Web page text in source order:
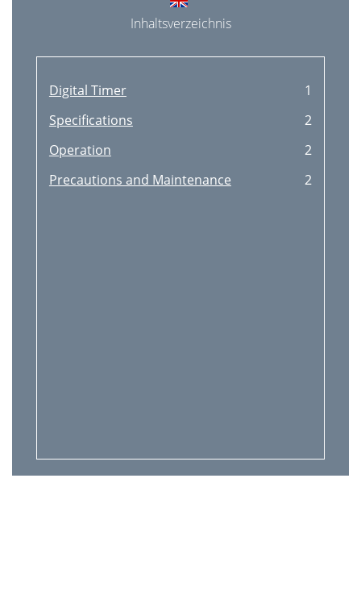
Inhaltsverzeichnis
Digital Timer
1
Specifications
2
Operation
2
Precautions and Maintenance
2